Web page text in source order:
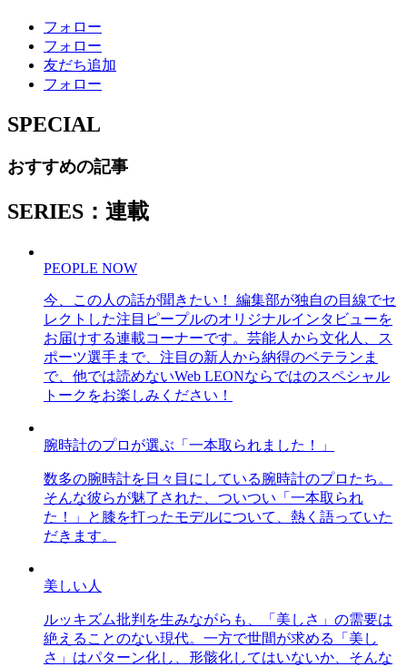
フォロー
フォロー
友だち追加
フォロー
SPECIAL
おすすめの記事
SERIES：連載
PEOPLE NOW
今、この人の話が聞きたい！ 編集部が独自の目線でセ
レクトした注目ピープルのオリジナルインタビューを
お届けする連載コーナーです。芸能人から文化人、ス
ポーツ選手まで、注目の新人から納得のベテランま
で、他では読めないWeb LEONならではのスペシャル
トークをお楽しみください！
腕時計のプロが選ぶ「一本取られました！」
数多の腕時計を日々目にしている腕時計のプロたち。
そんな彼らが魅了された、ついつい「一本取られ
た！」と膝を打ったモデルについて、熱く語っていた
だきます。
美しい人
ルッキズム批判を生みながらも、「美しさ」の需要は
絶えることのない現代。一方で世間が求める「美し
さ」はパターン化し、形骸化してはいないか、そんな